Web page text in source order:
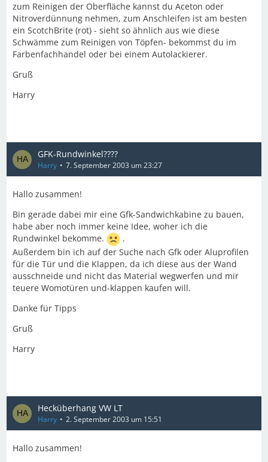
zum Reinigen der Oberfläche kannst du Aceton oder
Nitroverdünnung nehmen, zum Anschleifen ist am besten
ein ScotchBrite (rot) - sieht so ähnlich aus wie diese
Schwämme zum Reinigen von Töpfen- bekommst du im
Farbenfachhandel oder bei einem Autolackierer.
Gruß
Harry
GFK-Rundwinkel????
Harry 7. September 2003 um 23:27
Hallo zusammen!
Bin gerade dabei mir eine Gfk-Sandwichkabine zu bauen,
habe aber noch immer keine Idee, woher ich die
Rundwinkel bekomme.
.
Außerdem bin ich auf der Suche nach Gfk oder Aluprofilen
für die Tür und die Klappen, da ich diese aus der Wand
ausschneide und nicht das Material wegwerfen und mir
teuere Womotüren und-klappen kaufen will.
Danke für Tipps
Gruß
Harry
Hecküberhang VW LT
Harry 2. September 2003 um 15:51
Hallo zusammen!